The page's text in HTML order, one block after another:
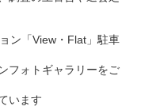
ン「View・Flat」駐車
フォトギャラリーをご
います